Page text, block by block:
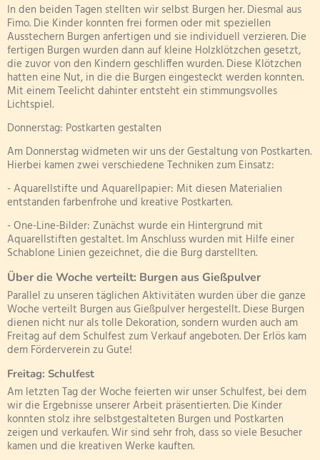
In den beiden Tagen stellten wir selbst Burgen her. Diesmal aus
Fimo. Die Kinder konnten frei formen oder mit speziellen
Ausstechern Burgen anfertigen und sie individuell verzieren. Die
fertigen Burgen wurden dann auf kleine Holzklötzchen gesetzt,
die zuvor von den Kindern geschliffen wurden. Diese Klötzchen
hatten eine Nut, in die die Burgen eingesteckt werden konnten.
Mit einem Teelicht dahinter entsteht ein stimmungsvolles
Lichtspiel.
Donnerstag: Postkarten gestalten
Am Donnerstag widmeten wir uns der Gestaltung von Postkarten.
Hierbei kamen zwei verschiedene Techniken zum Einsatz:
- Aquarellstifte und Aquarellpapier: Mit diesen Materialien
entstanden farbenfrohe und kreative Postkarten.
- One-Line-Bilder: Zunächst wurde ein Hintergrund mit
Aquarellstiften gestaltet. Im Anschluss wurden mit Hilfe einer
Schablone Linien gezeichnet, die die Burg darstellten.
Über die Woche verteilt: Burgen aus Gießpulver
Parallel zu unseren täglichen Aktivitäten wurden über die ganze
Woche verteilt Burgen aus Gießpulver hergestellt. Diese Burgen
dienen nicht nur als tolle Dekoration, sondern wurden auch am
Freitag auf dem Schulfest zum Verkauf angeboten. Der Erlös kam
dem Förderverein zu Gute!
Freitag: Schulfest
Am letzten Tag der Woche feierten wir unser Schulfest, bei dem
wir die Ergebnisse unserer Arbeit präsentierten. Die Kinder
konnten stolz ihre selbstgestalteten Burgen und Postkarten
zeigen und verkaufen. Wir sind sehr froh, dass so viele Besucher
kamen und die kreativen Werke kauften.